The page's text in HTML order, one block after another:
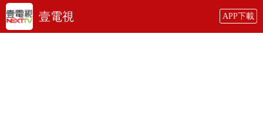
壹電視 APP下載